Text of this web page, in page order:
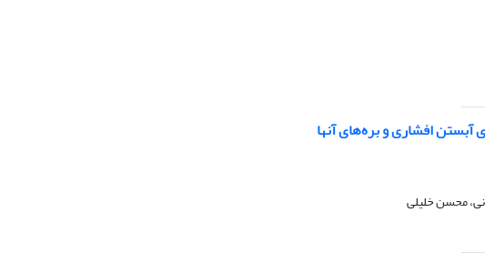
افشاری و ‏بره‌های آنها
محسن خلیلی